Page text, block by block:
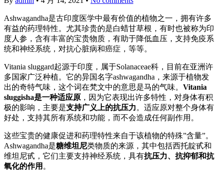
Ashwagandha是古印度医学中最有价值的植物之一，拥有许多
有益的药理特性。尤其珍贵的是白蜡甘草根，有时也被称为印
度人参，含有丰富的宝贵物质，有助于降低血压，支持免疫系
统和神经系统，对抗心脏病和癌症，等等。
Vitania sluggard起源于印度，属于Solanaceae科，目前在亚洲许
多国家广泛种植。它的异国名字ashwagandha，来源于植物发
出的奇特气味，这个词在梵文中的意思是马的气味。 Vitania
sluggisha是一种适应原 ，因为它表现出许多特性，对身体有积
极的影响，主要是支持广义上的抗压力。适应原对整个身体有
好处，支持其所有系统和功能，而不会造成任何副作用。
这些宝贵的健康促进和药理特性来自于该植物的特殊”含量”。
Ashwagandha是糖维坦尼类物质的来源，其中包括西托靛甙和
维坦尼甙，它们主要支持神经系统，具有抗压力、抗抑郁和抗
氧化的作用 。